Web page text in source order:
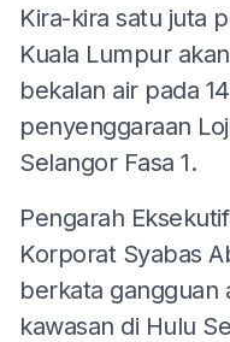
Kira-kira satu juta
Kuala Lumpur
bekalan air pada
penyenggaraan
Selangor Fasa 1.
Pengarah
Korporat Syabas
berkata gangguan
kawasan di Hulu